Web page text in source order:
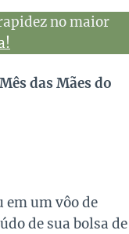
no maior
das Mães do
em um vôo de
de sua bolsa de